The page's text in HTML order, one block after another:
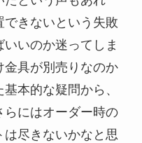
きないという失敗
いのか迷ってしま
金具が別売りなのか
本的な疑問から、
にはオーダー時の
尽きないかなと思